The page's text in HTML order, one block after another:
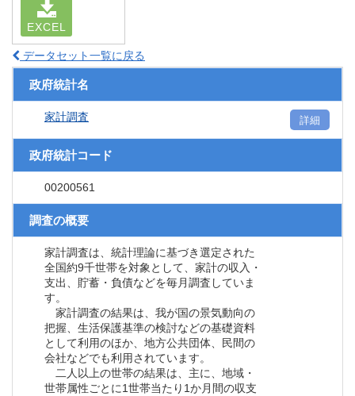
EXCEL
データセット一覧に戻る
政府統計名
家計調査 詳細
政府統計コード
00200561
調査の概要
家計調査は、統計理論に基づき選定された
全国約9千世帯を対象として、家計の収入・
支出、貯蓄・負債などを毎月調査していま
す。
家計調査の結果は、我が国の景気動向の
把握、生活保護基準の検討などの基礎資料
として利用のほか、地方公共団体、民間の
会社などでも利用されています。
二人以上の世帯の結果は、主に、地域・
世帯属性ごとに1世帯当たり1か月間の収支